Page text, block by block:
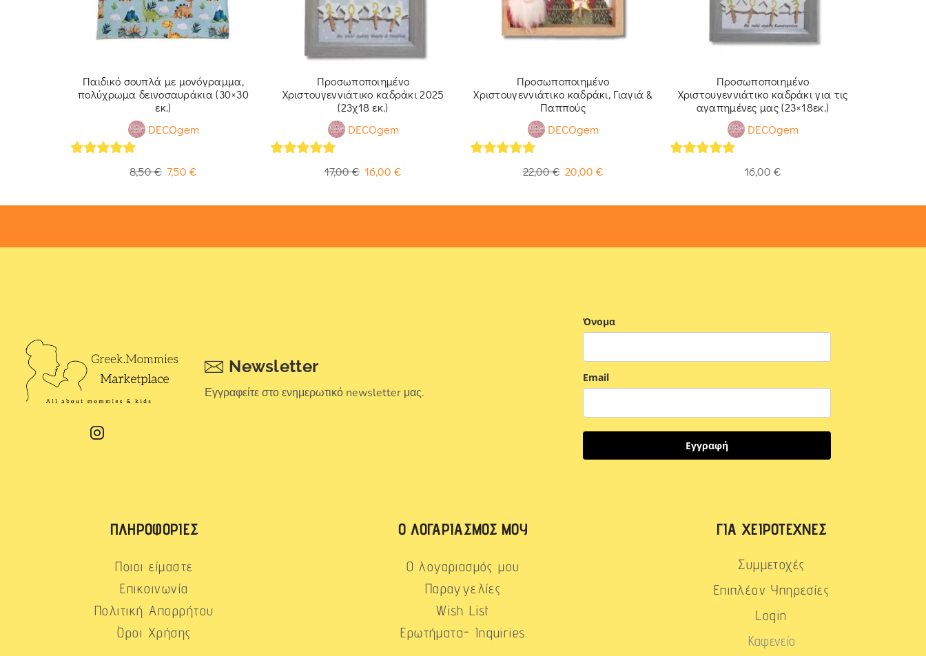
Παιδικό σουπλά με μονόγραμμα,
πολύχρωμα δεινοσαυράκια (30×30
εκ.)
DECOgem
8,50€ 7,50 €
Προσωποποιημένο
Χριστουγεννιάτικο καδράκι 2025
(23χ18 εκ.)
DECOgem
17,00€ 16,00 €
Προσωποποιημένο
Χριστουγεννιάτικο καδράκι, Γιαγιά &
Παππούς
DECOgem
22,00€ 20,00 €
Προσωποποιημένο
Χριστουγεννιάτικο καδράκι για τις
αγαπημένες μας (23×18εκ.)
DECOgem
16,00 €
Newsletter
Εγγραφείτε στο ενημερωτικό newsletter μας.
Όνομα
Email
Εγγραφή
ΠΛΗΡΟΦΟΡΊΕΣ
Ποιοι είμαστε
Επικοινωνία
Πολιτική Απορρήτου
Όροι Χρήσης
Ο ΛΟΓΑΡΙΑΣΜΌΣ ΜΟΥ
Ο λογαριασμός μου
Παραγγελίες
Wish List
Ερωτήματα- Inquiries
ΓΙΑ ΧΕΙΡΟΤΈΧΝΕΣ
Συμμετοχές
Επιπλέον Υπηρεσίες
Login
Καφενείο